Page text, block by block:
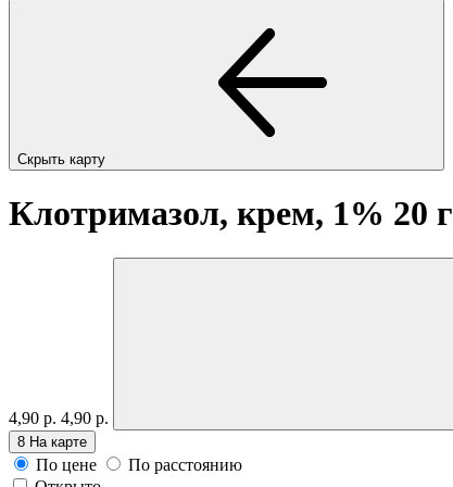
Скрыть карту
Клотримазол, крем, 1% 20 г
4,90 р. 4,90 р.
8 На карте
По цене
По расстоянию